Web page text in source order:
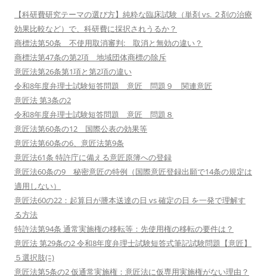
【科研費研究テーマの選び方】純粋な臨床試験（単剤 vs. ２剤の治療
効果比較など）で、科研費に採択されうるか？
商標法第50条 不使用取消審判: 取消と無効の違い？
商標法第47条の第2項 地域団体商標の除斥
意匠法第26条第1項と第2項の違い
令和8年度弁理士試験短答問題 意匠 問題９ 関連意匠
意匠法 第3条の2
令和8年度弁理士試験短答問題 意匠 問題８
意匠法第60条の12 国際公表の効果等
意匠法第60条の6、意匠法第9条
意匠法61条 特許庁に備える意匠原簿への登録
意匠法60条の9 秘密意匠の特例（国際意匠登録出願で14条の規定は
適用しない）
意匠法60の22：起算日が謄本送達の日 vs 確定の日 を一発で理解す
る方法
特許法第94条 通常実施権の移転等：先使用権の移転の要件は？
意匠法 第29条の2 令和8年度弁理士試験短答式筆記試験問題【意匠】
５選択肢(ﾆ)
意匠法第5条の2 仮通常実施権：意匠法に仮専用実施権がない理由？